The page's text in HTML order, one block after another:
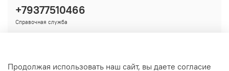
Информация
+79377510466
Справочная служба
Продолжая использовать наш сайт, вы даете согласие